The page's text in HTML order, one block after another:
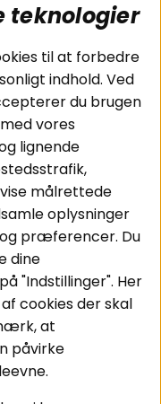
/ Garanti /
os
Instagram
teknologier
til at forbedre
indhold. Ved
du brugen
vores
lignende
målrettede
oplysninger
præferencer. Du
dine
"Indstillinger". Her
cookies der skal
at
påvirke